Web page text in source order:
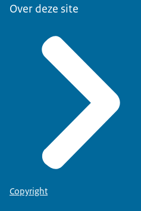
Over deze site
Copyright